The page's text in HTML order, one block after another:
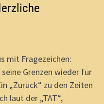
mit Fragezeichen:
Grenzen wieder für
„Zurück“ zu den Zeiten
laut der „TAT“,